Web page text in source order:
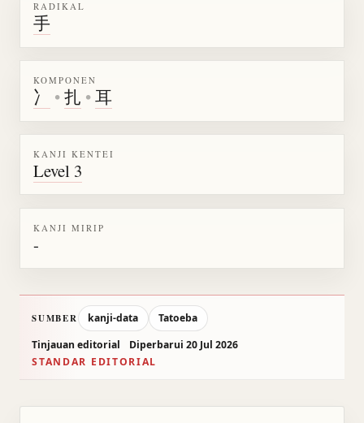
RADIKAL
手
KOMPONEN
冫 •扎 •耳
KANJI KENTEI
Level 3
KANJI MIRIP
-
SUMBER kanji-data
Tatoeba
Tinjauan editorial
Diperbarui 20 Jul 2026
STANDAR EDITORIAL